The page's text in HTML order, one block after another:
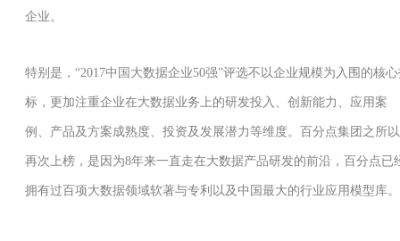
企业。
特别是，“2017中国大数据企业50强”评选不以企业规模为入围的核
标，更加注重企业在大数据业务上的研发投入、创新能力、应用案
例、产品及方案成熟度、投资及发展潜力等维度。百分点集团之所以
再次上榜，是因为8年来一直走在大数据产品研发的前沿，百分点已
拥有过百项大数据领域软著与专利以及中国最大的行业应用模型库。